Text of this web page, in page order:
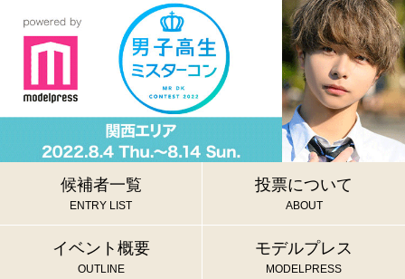
候補者一覧
ENTRY LIST
投票について
ABOUT
イベント概要
OUTLINE
モデルプレス
MODELPRESS